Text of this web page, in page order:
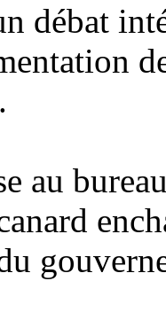
débat
au